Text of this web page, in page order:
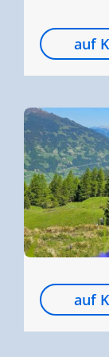
auf
auf